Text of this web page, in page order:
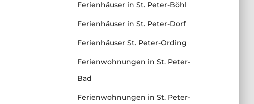
Ferienhäuser in St. Peter-Böhl
Ferienhäuser in St. Peter-Dorf
Ferienhäuser St. Peter-Ording
Ferienwohnungen in St. Peter-
Bad
Ferienwohnungen in St. Peter-